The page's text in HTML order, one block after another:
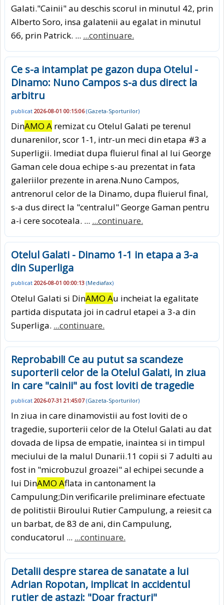
Galati."Cainii" au deschis scorul in minutul 42, prin
Alberto Soro, insa galatenii au egalat in minutul
66, prin Patrick. ... ...continuare.
Ce s-a intamplat pe gazon dupa Otelul -
Dinamo: Nuno Campos s-a dus direct la
arbitru
publicat 2026-08-01 00:15:06(Gazeta-Sporturilor)
DinAMO A remizat cu Otelul Galati pe terenul
dunarenilor, scor 1-1, intr-un meci din etapa #3 a
Superligii. Imediat dupa fluierul final al lui George
Gaman cele doua echipe s-au prezentat in fata
galeriilor prezente in arena.Nuno Campos,
antrenorul celor de la Dinamo, dupa fluierul final,
s-a dus direct la "centralul" George Gaman pentru
a-i cere socoteala. ... ...continuare.
Otelul Galati - Dinamo 1-1 in etapa a 3-a
din Superliga
publicat 2026-08-01 00:00:13 (Mediafax)
Otelul Galati si DinAMO Au incheiat la egalitate
partida disputata joi in cadrul etapei a 3-a din
Superliga. ...continuare.
Reprobabil! Ce au putut sa scandeze
suporterii celor de la Otelul Galati, in ziua
in care "cainii" au fost loviti de tragedie
publicat 2026-07-31 21:45:07(Gazeta-Sporturilor)
In ziua in care dinamovistii au fost loviti de o
tragedie, suporterii celor de la Otelul Galati au dat
dovada de lipsa de empatie, inaintea si in timpul
meciului de la malul Dunarii.11 copii si 7 adulti au
fost in "microbuzul groazei" al echipei secunde a
lui DinAMO Aflata in cantonament la
Campulung;Din verificarile preliminare efectuate
de politistii Biroului Rutier Campulung, a reiesit ca
un barbat, de 83 de ani, din Campulung,
conducatorul ... ...continuare.
Detalii despre starea de sanatate a lui
Adrian Ropotan, implicat in accidentul
rutier de astazi: "Doar fracturi"